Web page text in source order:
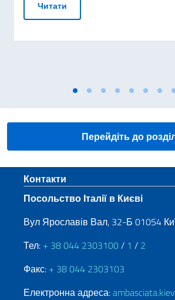
Читати
Перейдіть до
Sezione footer
Контакти
Посольство Італії в Києві
Вул Ярославів Вал, 32-Б 01054
Тел: + 38 044 2303100/ 1 / 2
Факс: + 38 044 2303103
Електронна адреса: